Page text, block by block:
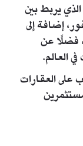
يربط بين
إضافة إلى
فضلًا عن
العالم.
على العقارات